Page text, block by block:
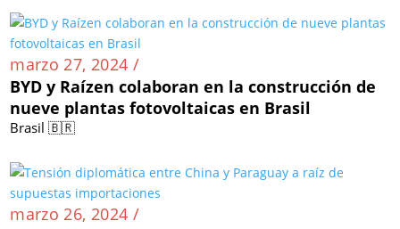
marzo 27, 2024 /
BYD y Raízen colaboran en la construcción de
nueve plantas fotovoltaicas en Brasil
Brasil 🇧🇷
marzo 26, 2024 /